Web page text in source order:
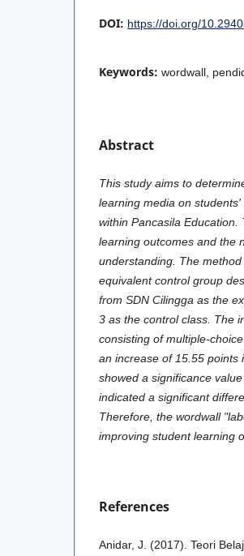
DOI: https://doi.org/
Keywords: wordwall,
Abstract
This study aims to
learning media on
within Pancasila
learning outcomes and the
understanding. The
equivalent control group
from SDN Cilingga as the
3 as the control class. The
consisting of multiple-
an increase of 15.55 points
showed a significance
indicated a significant
Therefore, the wordwall
improving student learning
References
Anidar, J. (2017). Teori